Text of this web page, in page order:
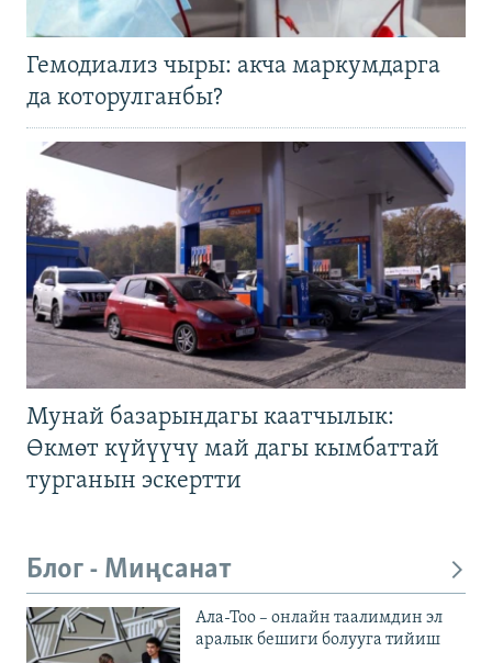
Гемодиализ чыры: акча маркумдарга
да которулганбы?
Мунай базарындагы каатчылык:
Өкмөт күйүүчү май дагы кымбаттай
турганын эскертти
Блог - Миңсанат
Ала-Тоо – онлайн таалимдин эл
аралык бешиги болууга тийиш